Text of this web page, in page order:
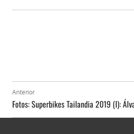
Anterior
Fotos: Superbikes Tailandia 2019 (I):